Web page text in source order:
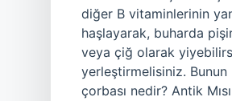
diğer B vitaminlerinin
haşlayarak, buharda
veya çiğ olarak
yerleştirmelisiniz. Bunun
çorbası nedir? Antik